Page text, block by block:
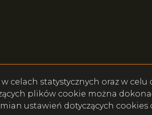
celach statystycznych oraz w
plików cookie można
ustawień dotyczących